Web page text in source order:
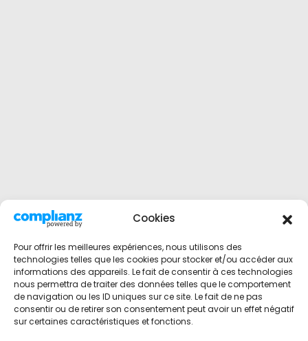
Cookies
Pour offrir les meilleures expériences, nous utilisons des
technologies telles que les cookies pour stocker et/ou accéder aux
informations des appareils. Le fait de consentir à ces technologies
nous permettra de traiter des données telles que le comportement
de navigation ou les ID uniques sur ce site. Le fait de ne pas
consentir ou de retirer son consentement peut avoir un effet négatif
sur certaines caractéristiques et fonctions.